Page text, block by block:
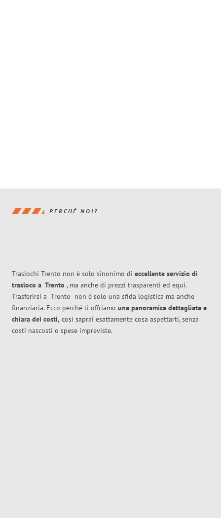
PERCHÉ NOI?
Traslochi Trento non è solo sinonimo di eccellente servizio di
trasloco a Trento , ma anche di prezzi trasparenti ed equi.
Trasferirsi a Trento non è solo una sfida logistica ma anche
finanziaria. Ecco perché ti offriamo una panoramica dettagliata e
chiara dei costi, così saprai esattamente cosa aspettarti, senza
costi nascosti o spese impreviste.